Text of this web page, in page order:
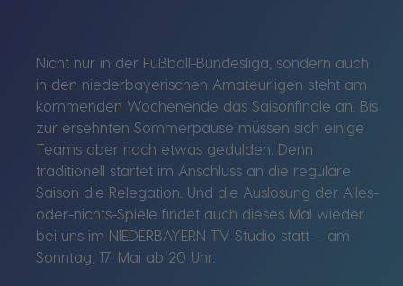
Nicht nur in der Fußball-Bundesliga, sondern auch
in den niederbayerischen Amateurligen steht am
kommenden Wochenende das Saisonfinale an. Bis
zur ersehnten Sommerpause müssen sich einige
Teams aber noch etwas gedulden. Denn
traditionell startet im Anschluss an die reguläre
Saison die Relegation. Und die Auslosung der Alles-
oder-nichts-Spiele findet auch dieses Mal wieder
bei uns im NIEDERBAYERN TV-Studio statt – am
Sonntag, 17. Mai ab 20 Uhr.